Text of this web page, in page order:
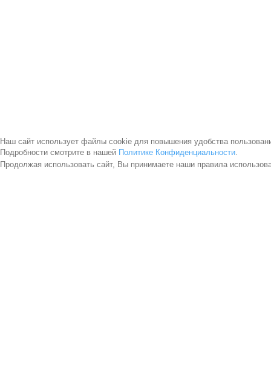
Наш сайт использует файлы cookie для повышения удобства
Подробности смотрите в нашей Политике Конфиденциальности.
Продолжая использовать сайт, Вы принимаете наши правила